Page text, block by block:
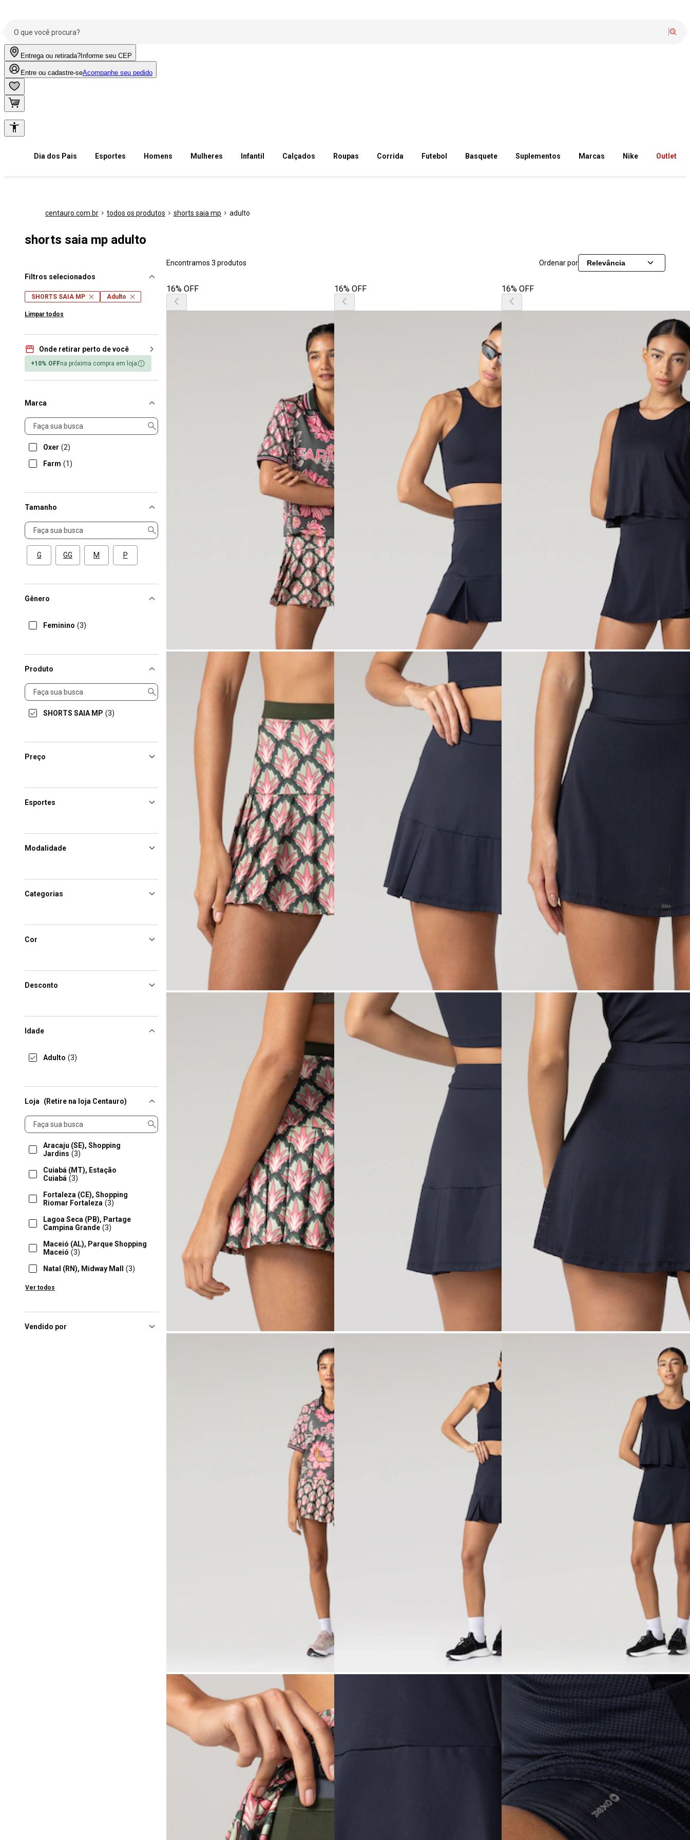
Entrega ou retirada? Informe seu CEP
Entre ou cadastre-seAcompanhe seu pedido
Dia dos Pais Esportes Homens Mulheres Infantil Calçados Roupas Corrida Futebol Basquete Suplementos Marcas Nike Outlet
centauro.com.br todos os produtos shorts saia mp adulto
shorts saia mp adulto
Filtros selecionados
SHORTS SAIA MP Adulto
Limpar todos
Onde retirar perto de você
+10% OFFna próxima compra em loja
Marca
Marca
Oxer (2)
Farm (1)
Tamanho
Tamanho
G GG M P
Gênero
Feminino (3)
Produto
Produto
SHORTS SAIA MP (3)
Preço
Esportes
Modalidade
Categorias
Cor
Desconto
Idade
Adulto (3)
Loja (Retire na loja Centauro)
Loja
Aracaju (SE), Shopping
Jardins (3)
Cuiabá (MT), Estação
Cuiabá (3)
Fortaleza (CE), Shopping
Riomar Fortaleza (3)
Lagoa Seca (PB), Partage
Campina Grande (3)
Maceió (AL), Parque Shopping
Maceió (3)
Natal (RN), Midway Mall
(3)
Salvador (BA), Salvador
Shopping
Ver todos
Vendido por
Encontramos 3 produtos Ordenar por Relevância
16% OFF 16% OFF 16% OFF